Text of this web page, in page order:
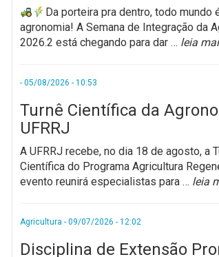
Da porteira pra dentro, todo mundo
agronomia! ​A Semana de Integração da
2026.2 está chegando para dar… leia
- 05/08/2026 - 10:53
Turnê Científica da
UFRRJ
A UFRRJ recebe, no dia 18 de agosto, a
Científica do Programa Agricultura
evento reunirá especialistas para… leia
Agricultura - 09/07/2026 - 12:02
Disciplina de Extensão